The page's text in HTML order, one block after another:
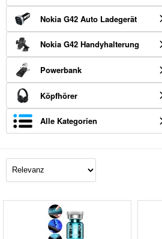
Nokia G42 Auto Ladegerät
Nokia G42 Handyhalterung
Powerbank
Köpfhörer
Alle Kategorien